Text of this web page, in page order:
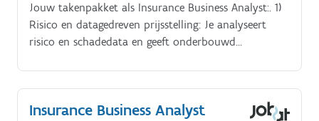
efficiënte oplossingen aan te bieden;Controleren en
valideren van aangeleverde gegevens om de kwaliteit
van offertes en analyses te garanderen;Opbouwen en
marktontwikkelingen en pricinginzichten;Rapporteren
over uitgewerkte concepten en bijdragen aan de
Jouw takenpakket als Insurance Business Analyst:. 1)
Risico en datagedreven prijsstelling: Je analyseert
risico en schadedata en geeft onderbouwd
Insurance Business Analyst